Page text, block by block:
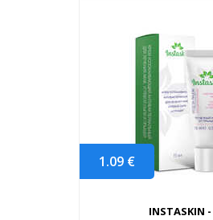
1.09 €
INSTASKIN -